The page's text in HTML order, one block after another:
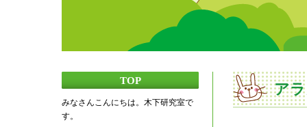
TOP
みなさんこんにちは。木下研究室で
す。
ア